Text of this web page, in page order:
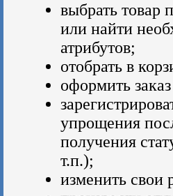
выбрать товар
или найти
атрибутов;
отобрать в
оформить
упрощения
получения
т.п.);
изменить свои